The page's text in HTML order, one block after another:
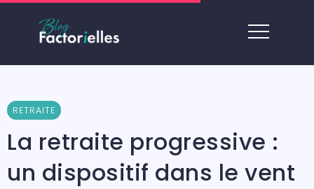
RETRAITE
La retraite progressive :
un dispositif dans le vent